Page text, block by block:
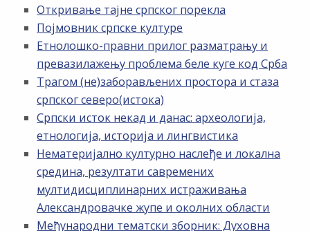
Откривање тајне српског порекла
Појмовник српске културе
Етнолошко-правни прилог разматрању и
превазилажењу проблема беле куге код Срба
Трагом (не)заборављених простора и стаза
српског северо(истока)
Српски исток некад и данас: археологија,
етнологија, историја и лингвистика
Нематеријално културно наслеђе и локална
средина, резултати савремених
мултидисциплинарних истраживања
Александровачке жупе и околних области
Међународни тематски зборник: Духовна